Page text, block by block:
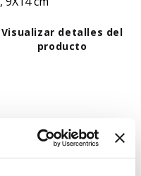
Visualizar detalles del
producto
500+ 1000+ 2500
€ 1,750€ 1,750€ 1,750€